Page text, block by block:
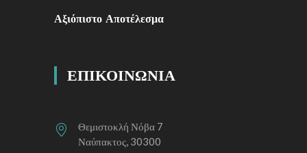
Αξιόπιστο Αποτέλεσμα
ΕΠΙΚΟΙΝΩΝΙΑ
Θεμιστοκλή Νόβα 7
Ναύπακτος, 30300